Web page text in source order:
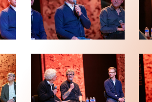
PH-
220126_0367_wb
JJW-
SdS-
PH-